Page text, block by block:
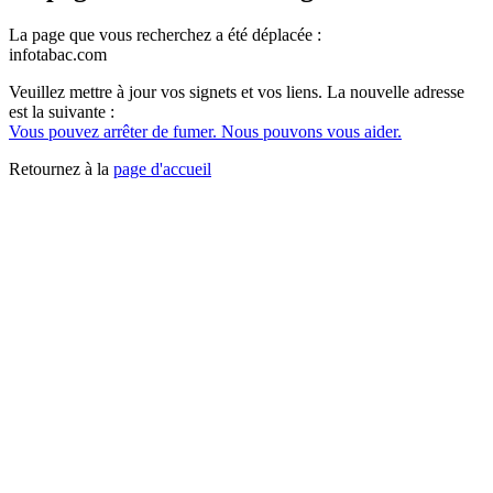
La page que vous recherchez a été déplacée :
infotabac.com
Veuillez mettre à jour vos signets et vos liens. La nouvelle adresse
est la suivante :
Vous pouvez arrêter de fumer. Nous pouvons vous aider.
Retournez à la page d'accueil